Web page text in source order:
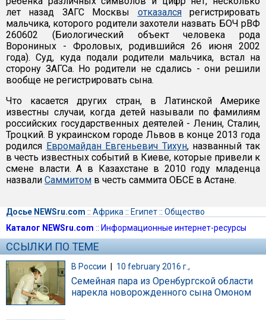
лет назад ЗАГС Москвы отказалсярегистрировать
мальчика, которого родители захотели назвать БОЧ рВФ
260602 (Биологический объект человека рода
Ворониных - Фроловых, родившийся 26 июня 2002
года). Суд, куда подали родители мальчика, встал на
сторону ЗАГСа. Но родители не сдались - они решили
вообще не регистрировать сына.
Что касается других стран, в Латинской Америке
известны случаи, когда детей называли по фамилиям
российских государственных деятелей - Ленин, Сталин,
Троцкий. В украинском городе Львов в конце 2013 года
родился Евромайдан Евгеньевич Тихун, названный так
в честь известных событий в Киеве, которые привели к
смене власти. А в Казахстане в 2010 году младенца
назвали Саммитом в честь саммита ОБСЕ в Астане.
Досье NEWSru.com :: Африка :: Египет:: Общество
Каталог NEWSru.com :: Информационные интернет-ресурсы
ССЫЛКИ ПО ТЕМЕ
В России | 10 february 2016 г.,
Семейная пара из Оренбургской области
нарекла новорожденного сына Омоном